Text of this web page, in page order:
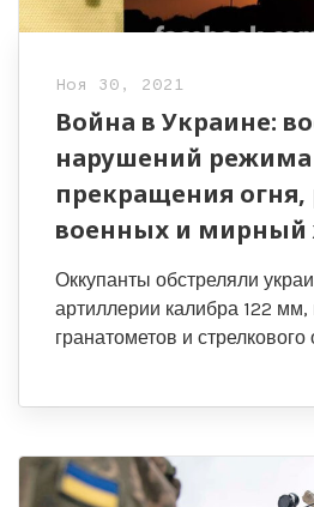
Ноя 30, 2021
Война в Украине:
нарушений режима
прекращения
военных и мирный
Оккупанты обстреляли
артиллерии калибра 122
гранатометов и